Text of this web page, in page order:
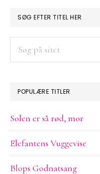
PRIMÆR
SIDEBAR
SØG EFTER TITEL HER
POPULÆRE TITLER
Solen er så rød, mor
Elefantens Vuggevise
Blops Godnatsang